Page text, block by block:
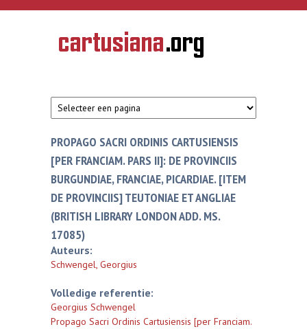
Overslaan en naar de inhoud gaan
CARTUSIANA
Geschiedenis
van de
PROPAGO SACRI ORDINIS CARTUSIENSIS
[PER FRANCIAM. PARS II]: DE PROVINCIIS
BURGUNDIAE, FRANCIAE, PICARDIAE. [ITEM
DE PROVINCIIS] TEUTONIAE ET ANGLIAE
(BRITISH LIBRARY LONDON ADD. MS.
17085)
Auteurs:
Schwengel, Georgius
Volledige referentie:
Georgius Schwengel
Propago Sacri Ordinis Cartusiensis [per Franciam.